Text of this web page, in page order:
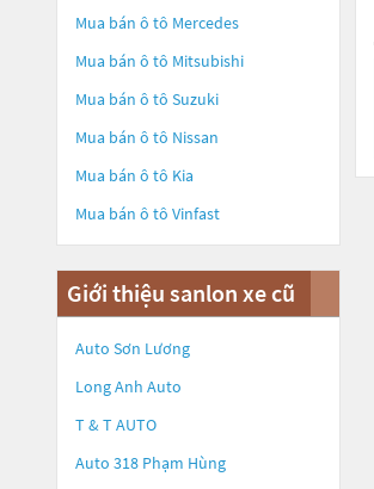
Mua bán ô tô Mercedes
Mua bán ô tô Mitsubishi
Mua bán ô tô Suzuki
Mua bán ô tô Nissan
Mua bán ô tô Kia
Mua bán ô tô Vinfast
Giới thiệu sanlon xe cũ
Auto Sơn Lương
Long Anh Auto
T & T AUTO
Auto 318 Phạm Hùng